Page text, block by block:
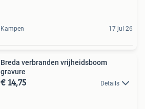
Kampen 17 jul 26
Breda verbranden vrijheidsboom
gravure
€ 14,75 Details